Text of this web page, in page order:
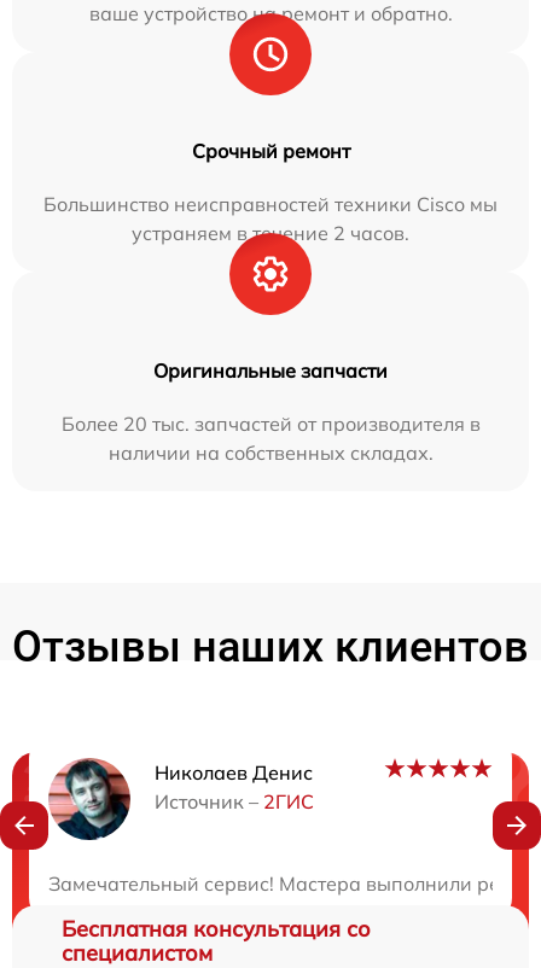
ваше устройство на ремонт и обратно.
Срочный ремонт
Большинство неисправностей техники Cisco мы
устраняем в течение 2 часов.
Оригинальные запчасти
Более 20 тыс. запчастей от производителя в
наличии на собственных складах.
Отзывы наших клиентов
Николаев Денис
Источник – 2ГИС
Замечательный сервис! Мастера выполнили
Нужна консультация?
Бесплатная консультация со
специалистом